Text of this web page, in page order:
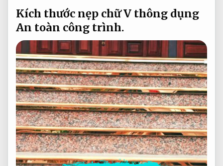
Kích thước nẹp chữ V thông dụng
An toàn công trình.